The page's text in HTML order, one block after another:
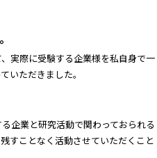
実際に受験する企業様を私自身で一
いただきました。
企業と研究活動で関わっておられる
すことなく活動させていただくこと